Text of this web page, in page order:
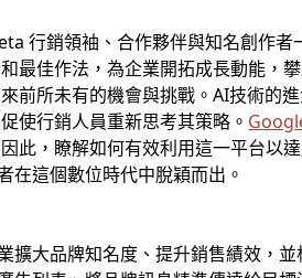
行銷領袖、合作夥伴與知名創作
最佳作法，為企業開拓成長動能，
前所未有的機會與挑戰。AI技術的
使行銷人員重新思考其策略。
此，瞭解如何有效利用這一平台以
在這個數位時代中脫穎而出。
大品牌知名度、提升銷售績效，